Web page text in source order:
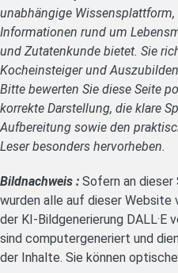
unabhängige
Informationen rund um
und Zutatenkunde bietet. Sie
Kocheinsteiger und
Bitte bewerten Sie diese Seite
korrekte Darstellung, die klare
Aufbereitung sowie den
Leser besonders hervorheben.
Bildnachweis : Sofern an
wurden alle auf dieser
der KI-Bildgenerierung
sind computergeneriert und
der Inhalte. Sie können